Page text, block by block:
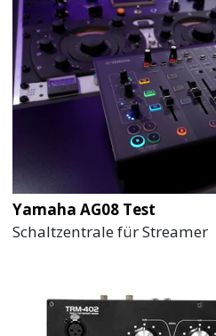
Yamaha AG08 Test
Schaltzentrale für Streamer